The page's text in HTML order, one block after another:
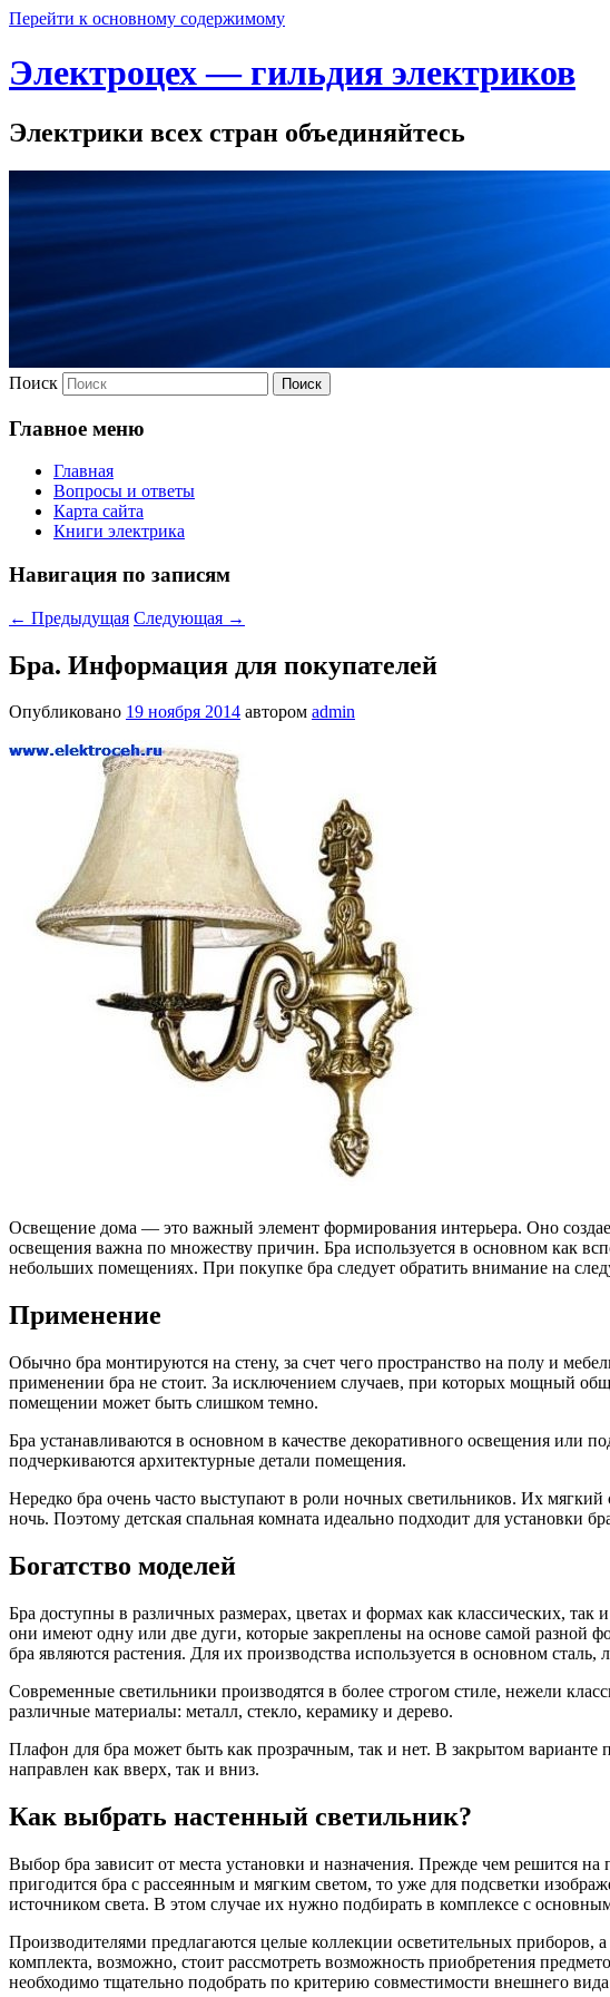
Перейти к основному содержимому
Электроцех — гильдия электриков
Электрики всех стран объединяйтесь
Поиск
Главное меню
Главная
Вопросы и ответы
Карта сайта
Книги электрика
Навигация по записям
← Предыдущая Следующая →
Бра. Информация для покупателей
Опубликовано 19 ноября 2014 автором admin
Освещение дома — это важный элемент формирования интерьера. Оно
освещения важна по множеству причин. Бра используется в основном как
небольших помещениях. При покупке бра следует обратить внимание на
Применение
Обычно бра монтируются на стену, за счет чего пространство на полу и
применении бра не стоит. За исключением случаев, при которых мощный
помещении может быть слишком темно.
Бра устанавливаются в основном в качестве декоративного освещения или
подчеркиваются архитектурные детали помещения.
Нередко бра очень часто выступают в роли ночных светильников. Их
ночь. Поэтому детская спальная комната идеально подходит для установки
Богатство моделей
Бра доступны в различных размерах, цветах и формах как классических,
они имеют одну или две дуги, которые закреплены на основе самой
бра являются растения. Для их производства используется в основном
Современные светильники производятся в более строгом стиле, нежели
различные материалы: металл, стекло, керамику и дерево.
Плафон для бра может быть как прозрачным, так и нет. В закрытом
направлен как вверх, так и вниз.
Как выбрать настенный светильник?
Выбор бра зависит от места установки и назначения. Прежде чем решится
пригодится бра с рассеянным и мягким светом, то уже для подсветки
источником света. В этом случае их нужно подбирать в комплексе с
Производителями предлагаются целые коллекции осветительных приборов,
комплекта, возможно, стоит рассмотреть возможность приобретения
необходимо тщательно подобрать по критерию совместимости внешнего